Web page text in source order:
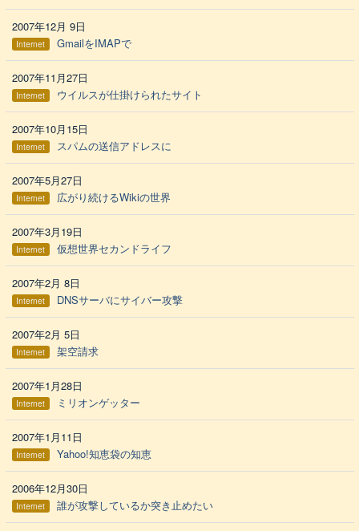
2007年12月 9日
Internet GmailをIMAPで
2007年11月27日
Internet ウイルスが仕掛けられたサイト
2007年10月15日
Internet スパムの送信アドレスに
2007年5月27日
Internet 広がり続けるWikiの世界
2007年3月19日
Internet 仮想世界セカンドライフ
2007年2月 8日
Internet DNSサーバにサイバー攻撃
2007年2月 5日
Internet 架空請求
2007年1月28日
Internet ミリオンゲッター
2007年1月11日
Internet Yahoo!知恵袋の知恵
2006年12月30日
Internet 誰が攻撃しているか突き止めたい